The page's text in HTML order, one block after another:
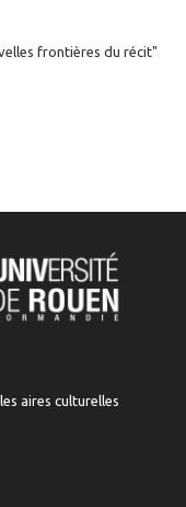
frontières du récit"
aires culturelles